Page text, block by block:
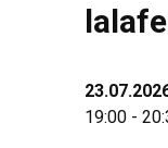
19:00 -